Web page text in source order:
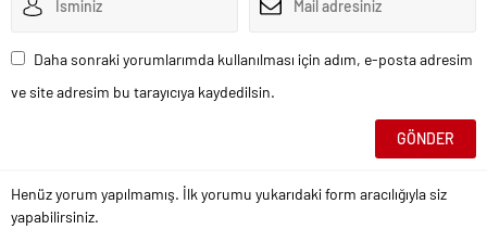
Daha sonraki yorumlarımda kullanılması için adım, e-posta adresim
ve site adresim bu tarayıcıya kaydedilsin.
Henüz yorum yapılmamış. İlk yorumu yukarıdaki form aracılığıyla siz
yapabilirsiniz.